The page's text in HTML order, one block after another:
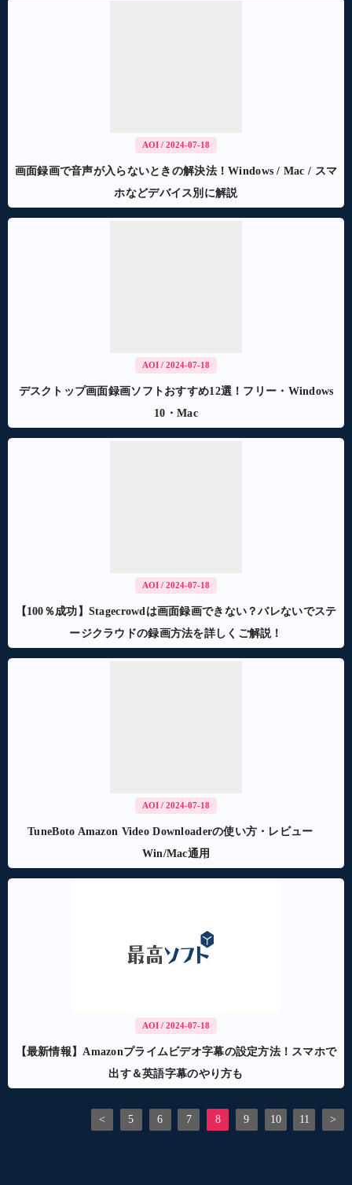
AOI / 2024-07-18
画面録画で音声が入らないときの解決法！Windows / Mac / スマ
ホなどデバイス別に解説
AOI / 2024-07-18
デスクトップ画面録画ソフトおすすめ12選！フリー・Windows
10・Mac
AOI / 2024-07-18
【100％成功】Stagecrowdは画面録画できない？バレないでステ
ージクラウドの録画方法を詳しくご解説！
AOI / 2024-07-18
TuneBoto Amazon Video Downloaderの使い方・レビュー
Win/Mac通用
AOI / 2024-07-18
【最新情報】Amazonプライムビデオ字幕の設定方法！スマホで
出す＆英語字幕のやり方も
< 5 6 7 8 9 10 11 >